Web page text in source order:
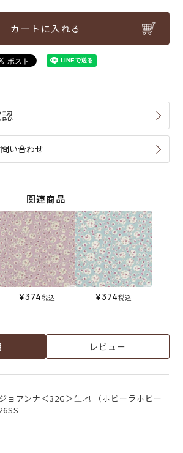
カートに入れる
い合わせ
関連商品
¥374税込 ¥374税込
レビュー
ョアンナ＜32G＞生地 （ホビーラホビー